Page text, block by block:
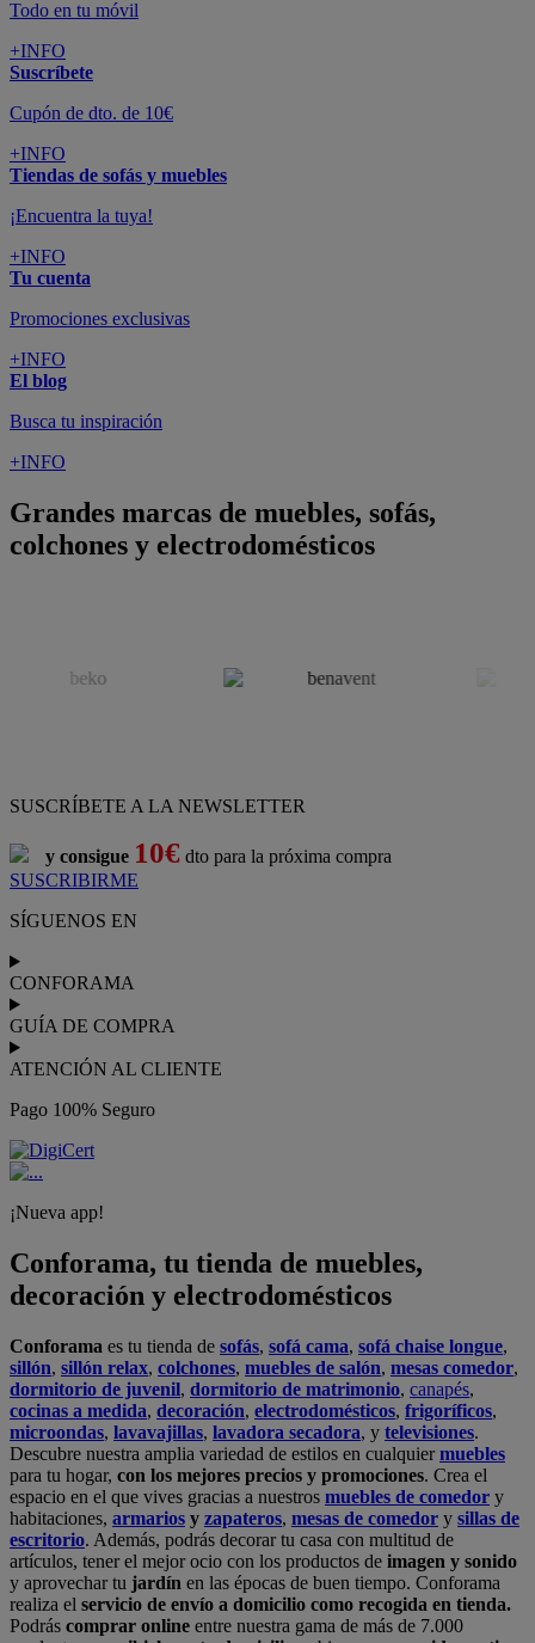
Todo en tu móvil
+INFO
Suscríbete
Cupón de dto. de 10€
+INFO
Tiendas de sofás y muebles
¡Encuentra la tuya!
+INFO
Tu cuenta
Promociones exclusivas
+INFO
El blog
Busca tu inspiración
+INFO
Grandes marcas de muebles, sofás,
colchones y electrodomésticos
SUSCRÍBETE A LA NEWSLETTER
y consigue 10€ dto para la próxima compra
SUSCRIBIRME
SÍGUENOS EN
CONFORAMA
GUÍA DE COMPRA
ATENCIÓN AL CLIENTE
Pago 100% Seguro
¡Nueva app!
Conforama, tu tienda de muebles,
decoración y electrodomésticos
Conforama es tu tienda de sofás, sofá cama, sofá chaise longue,
sillón, sillón relax, colchones, muebles de salón, mesas comedor,
dormitorio de juvenil, dormitorio de matrimonio, canapés,
cocinas a medida, decoración, electrodomésticos, frigoríficos,
microondas, lavavajillas, lavadora secadora, y televisiones.
Descubre nuestra amplia variedad de estilos en cualquiermuebles
para tu hogar, con los mejores precios y promociones. Crea el
espacio en el que vives gracias a nuestros muebles de comedor y
habitaciones, armarios y zapateros, mesas de comedor y sillas de
escritorio. Además, podrás decorar tu casa con multitud de
artículos, tener el mejor ocio con los productos de imagen y sonido
y aprovechar tu jardín en las épocas de buen tiempo. Conforama
realiza el servicio de envío a domicilio como recogida en tienda.
Podrás comprar online entre nuestra gama de más de 7.000